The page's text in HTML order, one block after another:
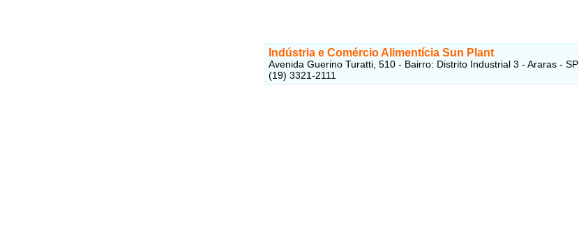
Indústria e Comércio Alimentícia Sun Plant
Avenida Guerino Turatti, 510 - Bairro: Distrito Industrial 3 - Araras - SP
(19) 3321-2111